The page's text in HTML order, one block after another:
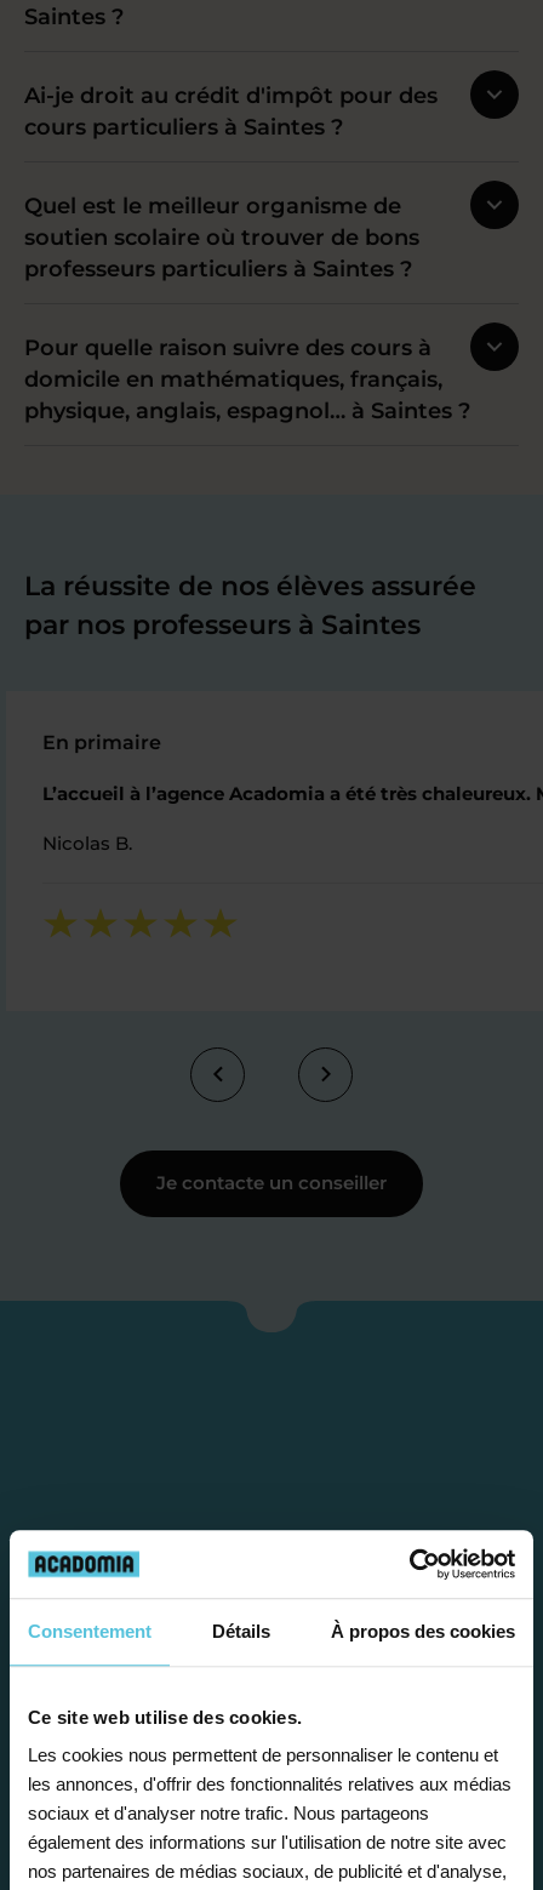
Consentement Détails À propos des cookies
Ce site web utilise des cookies.
Les cookies nous permettent de personnaliser le contenu et
les annonces, d'offrir des fonctionnalités relatives aux médias
sociaux et d'analyser notre trafic. Nous partageons
également des informations sur l'utilisation de notre site avec
nos partenaires de médias sociaux, de publicité et d'analyse,
Saintes ?
Ai-je droit au crédit d'impôt pour des
cours particuliers à Saintes ?
Quel est le meilleur organisme de
soutien scolaire où trouver de bons
professeurs particuliers à Saintes ?
Pour quelle raison suivre des cours à
domicile en mathématiques, français,
physique, anglais, espagnol… à Saintes ?
La réussite de nos élèves assurée
par nos professeurs à Saintes
En primaire
L’accueil à l’agence Acadomia a été très
Nicolas B.
Je contacte un conseiller
Étape 1
bilan personnalisé
Gratuite et sans engagement, une
première étape pour faire le point sur
la situation scolaire de votre enfant, ses